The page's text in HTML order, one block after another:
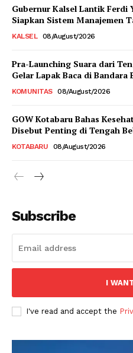
Gubernur Kalsel Lantik Ferdi
Siapkan Sistem Manajemen
KALSEL 08/August/2026
Pra-Launching Suara dari
Gelar Lapak Baca di Bandara
KOMUNITAS 08/August/2026
GOW Kotabaru Bahas
Disebut Penting di Tengah
KOTABARU 08/August/2026
Subscribe
I
I've read and accept the